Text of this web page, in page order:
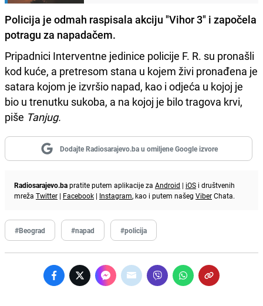
Policija je odmah raspisala akciju "Vihor 3" i započela
potragu za napadačem.
Pripadnici Interventne jedinice policije F. R. su pronašli
kod kuće, a pretresom stana u kojem živi pronađena je
satara kojom je izvršio napad, kao i odjeća u kojoj je
bio u trenutku sukoba, a na kojoj je bilo tragova krvi,
piše Tanjug.
Dodajte Radiosarajevo.ba u omiljene Google izvore
Radiosarajevo.bapratite putem aplikacije za Android | iOS i društvenih
mreža Twitter | Facebook | Instagram, kao i putem našeg ViberChata.
#Beograd #napad #policija